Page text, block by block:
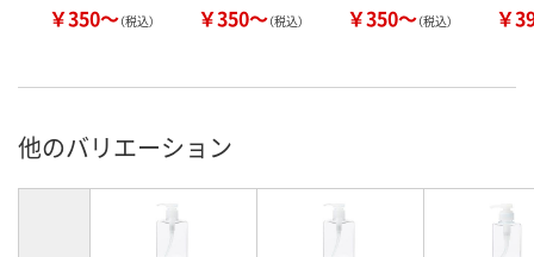
￥350～（税込） ￥350～（税込） ￥350～（税込） ￥
他のバリエーション